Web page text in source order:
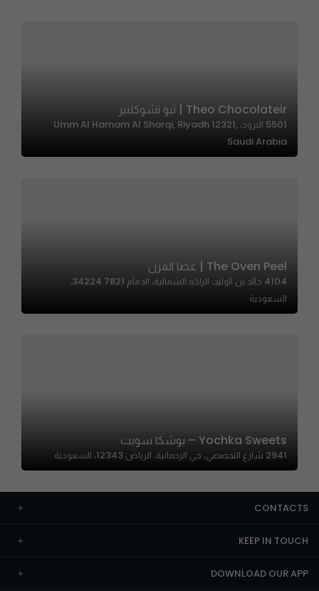
Theo Chocolateir | ثيو تشوكلتير
5501 البرود، Umm Al Hamam Al Sharqi, Riyadh 12321,
Saudi Arabia
The Oven Peel | عصا الفرن
4104 خالد بن الوليد، الراكة الشمالية، الدمام 34224 7821،
السعودية
Yochka Sweets – يوشكا سويت
2941 شارع التخصصي، حي الرحمانية، الرياض 12343، السعودية
CONTACTS
KEEP IN TOUCH
DOWNLOAD OUR APP